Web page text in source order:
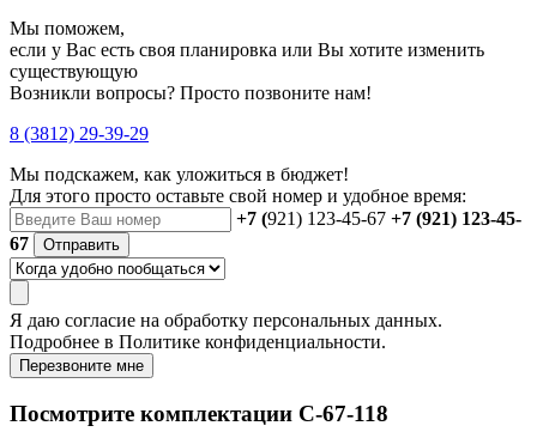
Мы поможем,
если у Вас есть своя планировка или Вы хотите изменить
существующую
Возникли вопросы? Просто позвоните нам!
8 (3812) 29-39-29
Мы подскажем, как уложиться в бюджет!
Для этого просто оставьте свой номер и удобное время:
+7 (921) 123-45-67 +7 (921) 123-45-
67
Отправить
Я даю согласие на обработку персональных данных.
Подробнее в Политике конфиденциальности.
Перезвоните мне
Посмотрите комплектации С-67-118